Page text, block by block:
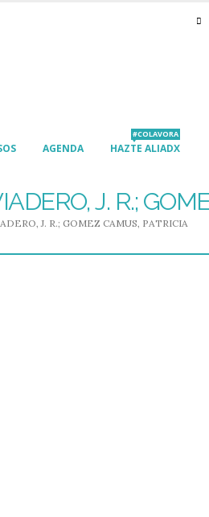
AGENDA HAZTE ALIADX
#COLAVORA
J. R.;
J. R.; GOMEZ CAMUS, PATRICIA